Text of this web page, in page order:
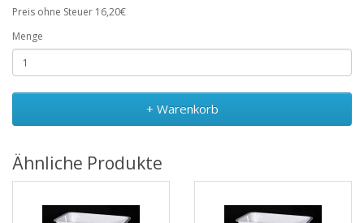
Preis ohne Steuer 16,20€
Menge
+ Warenkorb
Ähnliche Produkte